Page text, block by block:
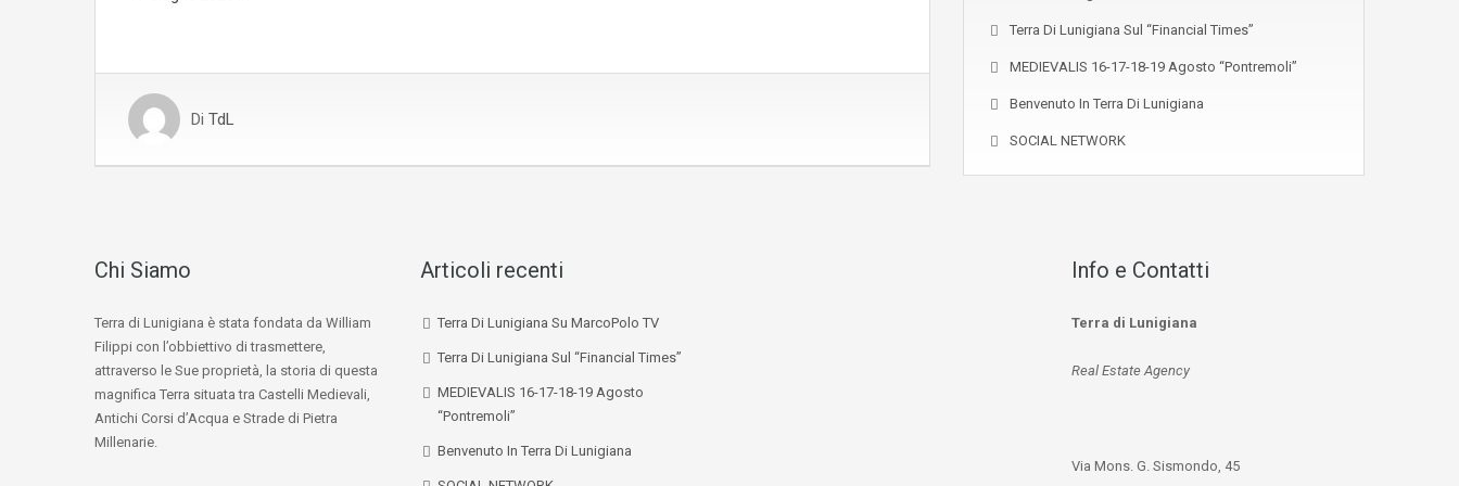
Di TdL
Terra Di Lunigiana Sul “Financial Times”
MEDIEVALIS 16-17-18-19 Agosto “Pontremoli”
Benvenuto In Terra Di Lunigiana
SOCIAL NETWORK
Chi Siamo
Terra di Lunigiana è stata fondata da William
Filippi con l’obbiettivo di trasmettere,
attraverso le Sue proprietà, la storia di questa
magnifica Terra situata tra Castelli Medievali,
Antichi Corsi d’Acqua e Strade di Pietra
Millenarie.
Articoli recenti
Terra Di Lunigiana Su MarcoPolo TV
Terra Di Lunigiana Sul “Financial Times”
MEDIEVALIS 16-17-18-19 Agosto
“Pontremoli”
Benvenuto In Terra Di Lunigiana
Info e Contatti
Terra di Lunigiana
Real Estate Agency
Via Mons. G. Sismondo, 45